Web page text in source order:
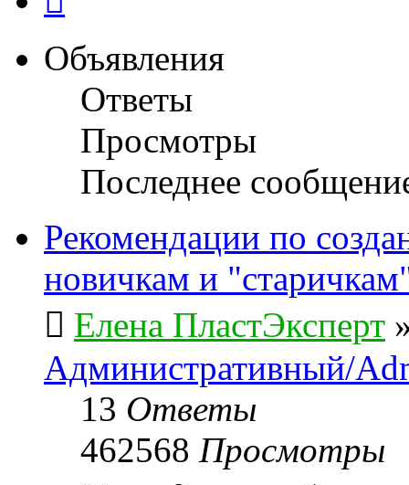
Объявления
Ответы
Просмотры
Последнее
Рекомендации по
новичкам и
Елена ПластЭксперт
Административный/
13 Ответы
462568 Просмотры